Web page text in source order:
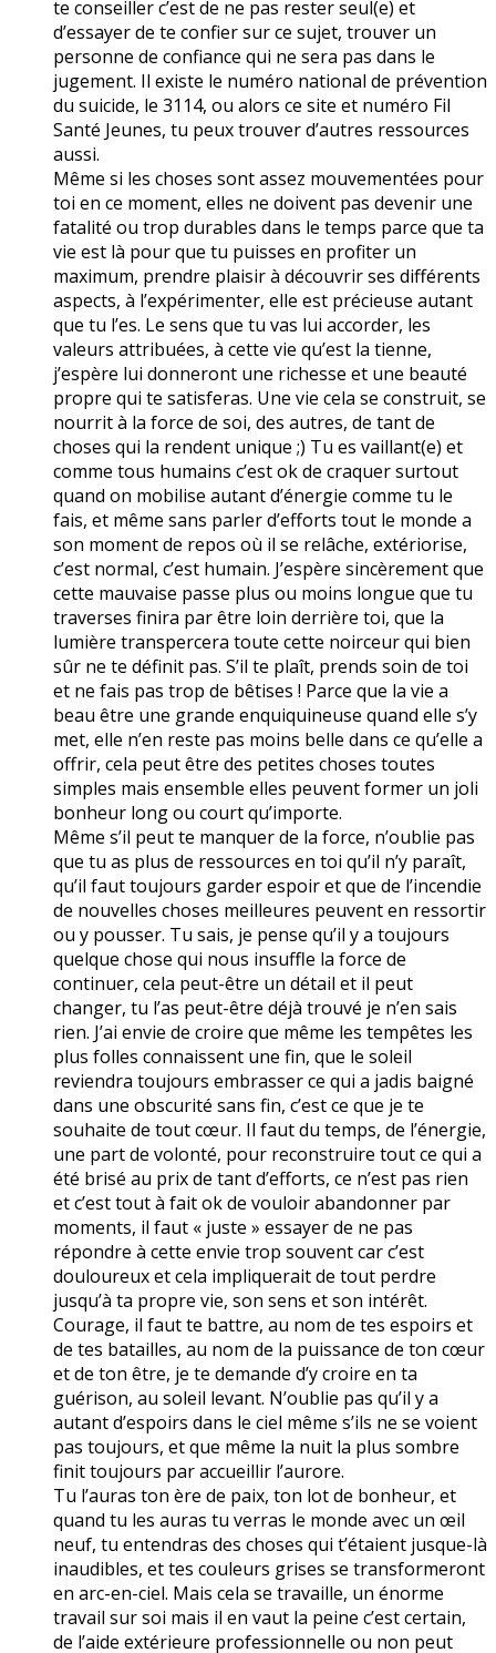
te conseiller c’est de ne pas rester seul(e) et
d’essayer de te confier sur ce sujet, trouver un
personne de confiance qui ne sera pas dans le
jugement. Il existe le numéro national de prévention
du suicide, le 3114, ou alors ce site et numéro Fil
Santé Jeunes, tu peux trouver d’autres ressources
aussi.
Même si les choses sont assez mouvementées pour
toi en ce moment, elles ne doivent pas devenir une
fatalité ou trop durables dans le temps parce que ta
vie est là pour que tu puisses en profiter un
maximum, prendre plaisir à découvrir ses différents
aspects, à l’expérimenter, elle est précieuse autant
que tu l’es. Le sens que tu vas lui accorder, les
valeurs attribuées, à cette vie qu’est la tienne,
j’espère lui donneront une richesse et une beauté
propre qui te satisferas. Une vie cela se construit, se
nourrit à la force de soi, des autres, de tant de
choses qui la rendent unique ;) Tu es vaillant(e) et
comme tous humains c’est ok de craquer surtout
quand on mobilise autant d’énergie comme tu le
fais, et même sans parler d’efforts tout le monde a
son moment de repos où il se relâche, extériorise,
c’est normal, c’est humain. J’espère sincèrement que
cette mauvaise passe plus ou moins longue que tu
traverses finira par être loin derrière toi, que la
lumière transpercera toute cette noirceur qui bien
sûr ne te définit pas. S’il te plaît, prends soin de toi
et ne fais pas trop de bêtises ! Parce que la vie a
beau être une grande enquiquineuse quand elle s’y
met, elle n’en reste pas moins belle dans ce qu’elle a
offrir, cela peut être des petites choses toutes
simples mais ensemble elles peuvent former un joli
bonheur long ou court qu’importe.
Même s’il peut te manquer de la force, n’oublie pas
que tu as plus de ressources en toi qu’il n’y paraît,
qu’il faut toujours garder espoir et que de l’incendie
de nouvelles choses meilleures peuvent en ressortir
ou y pousser. Tu sais, je pense qu’il y a toujours
quelque chose qui nous insuffle la force de
continuer, cela peut-être un détail et il peut
changer, tu l’as peut-être déjà trouvé je n’en sais
rien. J’ai envie de croire que même les tempêtes les
plus folles connaissent une fin, que le soleil
reviendra toujours embrasser ce qui a jadis baigné
dans une obscurité sans fin, c’est ce que je te
souhaite de tout cœur. Il faut du temps, de l’énergie,
une part de volonté, pour reconstruire tout ce qui a
été brisé au prix de tant d’efforts, ce n’est pas rien
et c’est tout à fait ok de vouloir abandonner par
moments, il faut « juste » essayer de ne pas
répondre à cette envie trop souvent car c’est
douloureux et cela impliquerait de tout perdre
jusqu’à ta propre vie, son sens et son intérêt.
Courage, il faut te battre, au nom de tes espoirs et
de tes batailles, au nom de la puissance de ton cœur
et de ton être, je te demande d’y croire en ta
guérison, au soleil levant. N’oublie pas qu’il y a
autant d’espoirs dans le ciel même s’ils ne se voient
pas toujours, et que même la nuit la plus sombre
finit toujours par accueillir l’aurore.
Tu l’auras ton ère de paix, ton lot de bonheur, et
quand tu les auras tu verras le monde avec un œil
neuf, tu entendras des choses qui t’étaient jusque-là
inaudibles, et tes couleurs grises se transformeront
en arc-en-ciel. Mais cela se travaille, un énorme
travail sur soi mais il en vaut la peine c’est certain,
de l’aide extérieure professionnelle ou non peut